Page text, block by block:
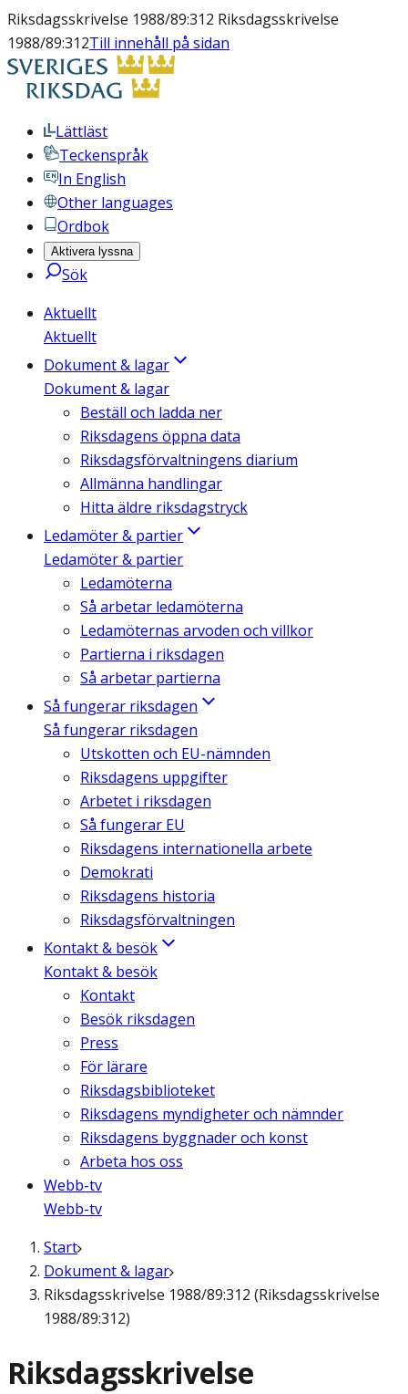
Riksdagsskrivelse 1988/89:312 Riksdagsskrivelse
1988/89:312Till innehåll på sidan
Lättläst
Teckenspråk
In English
Other languages
Ordbok
Aktivera lyssna
Sök
Aktuellt
Aktuellt
Dokument & lagar
Dokument & lagar
Beställ och ladda ner
Riksdagens öppna data
Riksdagsförvaltningens diarium
Allmänna handlingar
Hitta äldre riksdagstryck
Ledamöter & partier
Ledamöter & partier
Ledamöterna
Så arbetar ledamöterna
Ledamöternas arvoden och villkor
Partierna i riksdagen
Så arbetar partierna
Så fungerar riksdagen
Så fungerar riksdagen
Utskotten och EU-nämnden
Riksdagens uppgifter
Arbetet i riksdagen
Så fungerar EU
Riksdagens internationella arbete
Demokrati
Riksdagens historia
Riksdagsförvaltningen
Kontakt & besök
Kontakt & besök
Kontakt
Besök riksdagen
Press
För lärare
Riksdagsbiblioteket
Riksdagens myndigheter och nämnder
Riksdagens byggnader och konst
Arbeta hos oss
Webb-tv
Webb-tv
Start
Dokument & lagar
Riksdagsskrivelse 1988/89:312 (Riksdagsskrivelse
1988/89:312)
Riksdagsskrivelse